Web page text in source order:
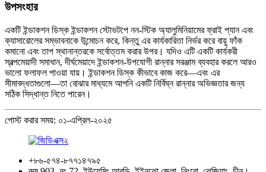
উপসংহার
একটি ইন্ডাকশন ডিস্ক ইন্ডাকশন স্টোভটপে নন-স্টিক অ্যালুমিনিয়ামের ফ্রাই প্যান এবং
ক্যাসারোলের সম্ভাবনাকে উন্মোচন করে, কিন্তু এর কার্যকারিতা নির্ভর করে বায়ু ফাঁক
কমানো এবং তাপ স্থানান্তরকে সর্বোত্তম করার উপর। যদিও এটি একটি কার্যকরী
স্বল্পমেয়াদী সমাধান, দীর্ঘমেয়াদে ইন্ডাকশন-উপযোগী রান্নার সরঞ্জাম ব্যবহার করলে আরও
ভালো ফলাফল পাওয়া যায়। ইন্ডাকশন ডিস্ক কীভাবে কাজ করে—এবং এর
সীমাবদ্ধতাগুলো—তা বোঝার মাধ্যমে আপনি একটি নির্বিঘ্ন রান্নার অভিজ্ঞতার জন্য
সঠিক সিদ্ধান্ত নিতে পারেন।
পোস্ট করার সময়: ০১-এপ্রিল-২০২৫
+৮৬-৫৭৪-৮৭৭১৪৭৯৫